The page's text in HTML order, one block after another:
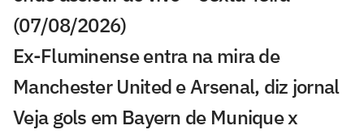
(07/08/2026)
Ex-Fluminense entra na mira de
Manchester United e Arsenal, diz jornal
Veja gols em Bayern de Munique x